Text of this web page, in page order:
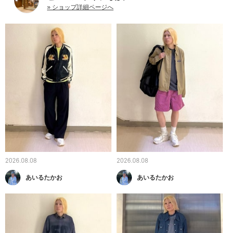
» ショップ詳細ページへ
2026.08.08
あいるたかお
2026.08.08
あいるたかお